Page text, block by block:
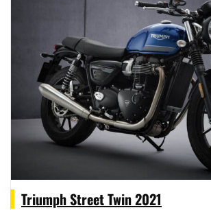
Triumph Street Twin 2021